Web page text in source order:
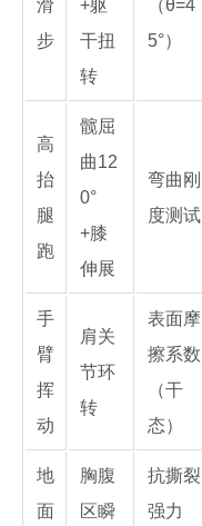
滑
步
+躯
干扭
转
（θ=4
5°）
高
抬
腿
跑
髋屈
曲12
0°
+膝
伸展
弯曲刚
度测试
手
臂
挥
动
肩关
节环
转
表面摩
擦系数
（干
态）
地
面
胸腹
区瞬
抗撕裂
强力